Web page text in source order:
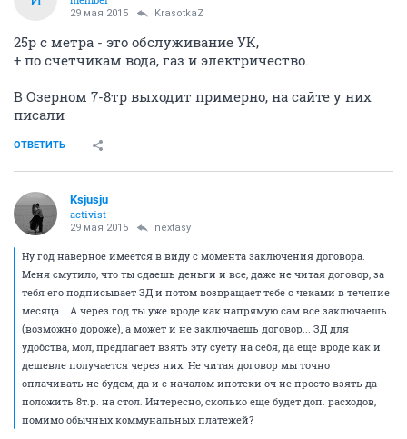
29 мая 2015 KrasotkaZ
25р с метра - это обслуживание УК,
+ по счетчикам вода, газ и электричество.
В Озерном 7-8тр выходит примерно, на сайте у них
писали
ОТВЕТИТЬ
Ksjusju
activist
29 мая 2015 nextasy
Ну год наверное имеется в виду с момента заключения договора.
Меня смутило, что ты сдаешь деньги и все, даже не читая договор, за
тебя его подписывает ЗД и потом возвращает тебе с чеками в течение
месяца... А через год ты уже вроде как напрямую сам все заключаешь
(возможно дороже), а может и не заключаешь договор... ЗД для
удобства, мол, предлагает взять эту суету на себя, да еще вроде как и
дешевле получается через них. Не читая договор мы точно
оплачивать не будем, да и с началом ипотеки оч не просто взять да
положить 8т.р. на стол. Интересно, сколько еще будет доп. расходов,
помимо обычных коммунальных платежей?